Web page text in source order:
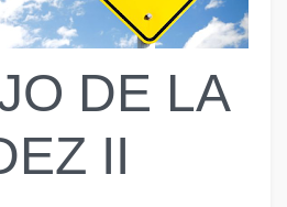
DE LA
II